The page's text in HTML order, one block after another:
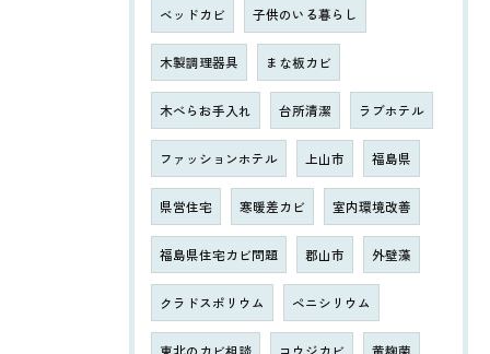
ベッドカビ 子供のいる暮らし
木製調理器具 まな板カビ
木べらお手入れ 台所清潔 ラブホテル
ファッションホテル 上山市 福島県
県営住宅 寒暖差カビ 室内環境改善
福島県住宅カビ問題 郡山市 外壁藻
クラドスポリウム ペニシリウム